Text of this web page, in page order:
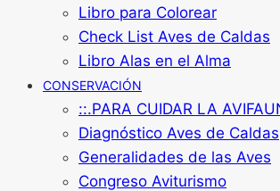
Libro para Colorear
Check List Aves de Caldas
Libro Alas en el Alma
CONSERVACIÓN
::.PARA CUIDAR LA
Diagnóstico Aves de Caldas
Generalidades de las Aves
Congreso Aviturismo